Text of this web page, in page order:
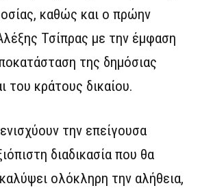
καθώς και ο πρώην
Τσίπρας με την έμφαση
της δημόσιας
του κράτους δικαίου.
την επείγουσα
διαδικασία που θα
ολόκληρη την αλήθεια,